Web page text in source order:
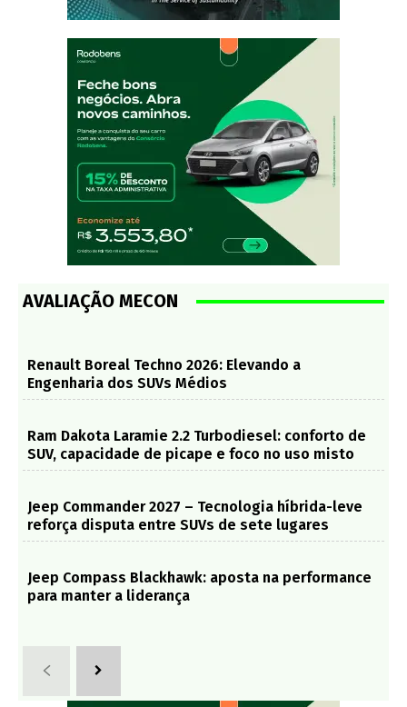
AVALIAÇÃO MECON
Renault Boreal Techno 2026: Elevando a
Engenharia dos SUVs Médios
Ram Dakota Laramie 2.2 Turbodiesel: conforto de
SUV, capacidade de picape e foco no uso misto
Jeep Commander 2027 – Tecnologia híbrida-leve
reforça disputa entre SUVs de sete lugares
Jeep Compass Blackhawk: aposta na performance
para manter a liderança